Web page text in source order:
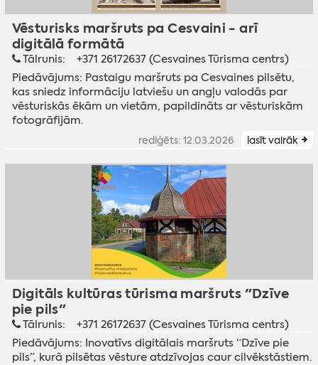
Vēsturisks maršruts pa Cesvaini - arī
digitālā formātā
Tālrunis:
+371 26172637 (Cesvaines Tūrisma centrs)
Piedāvājums: Pastaigu maršruts pa Cesvaines pilsētu,
kas sniedz informāciju latviešu un angļu valodās par
vēsturiskās ēkām un vietām, papildināts ar vēsturiskām
fotogrāfijām.
rediģēts: 12.03.2026 lasīt vairāk
Digitāls kultūras tūrisma maršruts "Dzīve
pie pils"
Tālrunis:
+371 26172637 (Cesvaines Tūrisma centrs)
Piedāvājums: Inovatīvs digitālais maršruts “Dzīve pie
pils”, kurā pilsētas vēsture atdzīvojas caur cilvēkstāstiem.